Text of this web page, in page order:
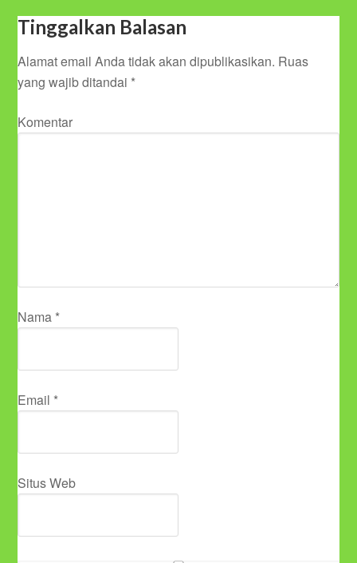
Tinggalkan Balasan
Alamat email Anda tidak akan dipublikasikan. Ruas
yang wajib ditandai *
Komentar
Nama *
Email *
Situs Web